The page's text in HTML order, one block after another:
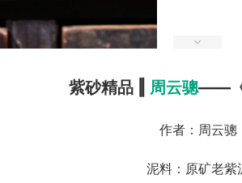
紫砂精品 ‖ 周云骢——
作者：周云骢
泥料：原矿老紫